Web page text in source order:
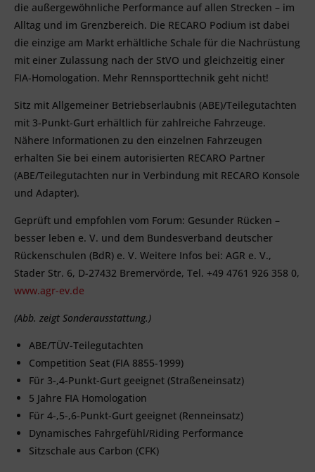
die außergewöhnliche Performance auf allen Strecken – im
Alltag und im Grenzbereich. Die RECARO Podium ist dabei
die einzige am Markt erhältliche Schale für die Nachrüstung
mit einer Zulassung nach der StVO und gleichzeitig einer
FIA-Homologation. Mehr Rennsporttechnik geht nicht!
Sitz mit Allgemeiner Betriebserlaubnis (ABE)/Teilegutachten
mit 3-Punkt-Gurt erhältlich für zahlreiche Fahrzeuge.
Nähere Informationen zu den einzelnen Fahrzeugen
erhalten Sie bei einem autorisierten RECARO Partner
(ABE/Teilegutachten nur in Verbindung mit RECARO Konsole
und Adapter).
Geprüft und empfohlen vom Forum: Gesunder Rücken –
besser leben e. V. und dem Bundesverband deutscher
Rückenschulen (BdR) e. V. Weitere Infos bei: AGR e. V.,
Stader Str. 6, D-27432 Bremervörde, Tel. +49 4761 926 358 0,
www.agr-ev.de
(Abb. zeigt Sonderausstattung.)
ABE/TÜV-Teilegutachten
Competition Seat (FIA 8855-1999)
Für 3-,4-Punkt-Gurt geeignet (Straßeneinsatz)
5 Jahre FIA Homologation
Für 4-,5-,6-Punkt-Gurt geeignet (Renneinsatz)
Dynamisches Fahrgefühl/Riding Performance
Sitzschale aus Carbon (CFK)